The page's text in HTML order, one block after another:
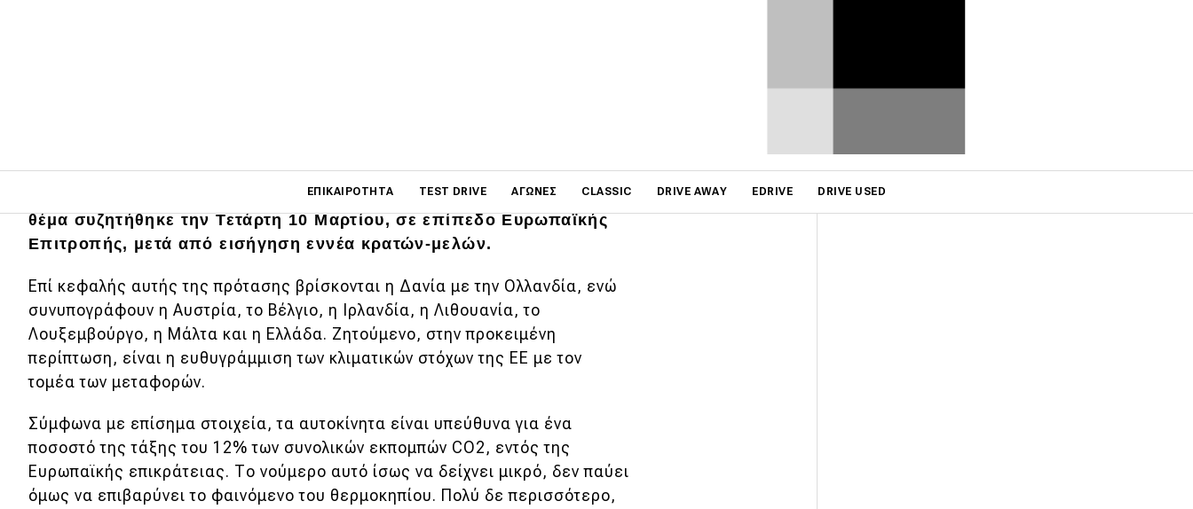
ΕΠΙΚΑΙΡΌΤΗΤΑ TEST DRIVE ΑΓΏΝΕΣ CLASSIC DRIVE AWAY EDRIVE DRIVE USED
Επικαιρότητα
Νέα μοντέλα
Πρωτότυπα
Ελλάδα
Κόσμος
Τεχνολογία
Ασφάλεια
φορά επιχειρείται να τεθεί ένα σαφές χρονοδιάγραμμα, αναφορικά
με τη μετάβαση από τα υγρά καύσιμα στην ηλεκτροκίνηση. Το όλο
θέμα συζητήθηκε την Τετάρτη 10 Μαρτίου, σε επίπεδο Ευρωπαϊκής
Επιτροπής, μετά από εισήγηση εννέα κρατών-μελών.
Επί κεφαλής αυτής της πρότασης βρίσκονται η Δανία με την Ολλανδία, ενώ
συνυπογράφουν η Αυστρία, το Βέλγιο, η Ιρλανδία, η Λιθουανία, το
Λουξεμβούργο, η Μάλτα και η Ελλάδα. Ζητούμενο, στην προκειμένη
περίπτωση, είναι η ευθυγράμμιση των κλιματικών στόχων της ΕΕ με τον
τομέα των μεταφορών.
Σύμφωνα με επίσημα στοιχεία, τα αυτοκίνητα είναι υπεύθυνα για ένα
ποσοστό της τάξης του 12% των συνολικών εκπομπών CO2, εντός της
Ευρωπαϊκής επικράτειας. Το νούμερο αυτό ίσως να δείχνει μικρό, δεν παύει
όμως να επιβαρύνει το φαινόμενο του θερμοκηπίου. Πολύ δε περισσότερο,